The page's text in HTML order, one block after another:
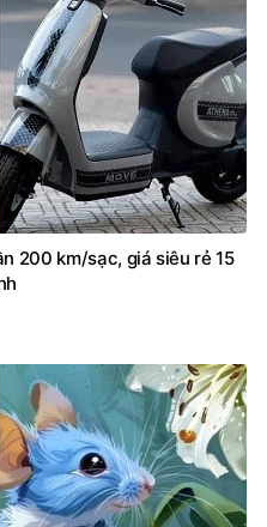
200 km/sạc, giá siêu rẻ 15